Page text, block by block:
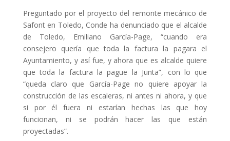
Preguntado por el proyecto del remonte mecánico de
Safont en Toledo, Conde ha denunciado que el alcalde
de Toledo, Emiliano García-Page, “cuando era
consejero quería que toda la factura la pagara el
Ayuntamiento, y así fue, y ahora que es alcalde quiere
que toda la factura la pague la Junta”, con lo que
“queda claro que García-Page no quiere apoyar la
construcción de las escaleras, ni antes ni ahora, y que
si por él fuera ni estarían hechas las que hoy
funcionan, ni se podrán hacer las que están
proyectadas”.